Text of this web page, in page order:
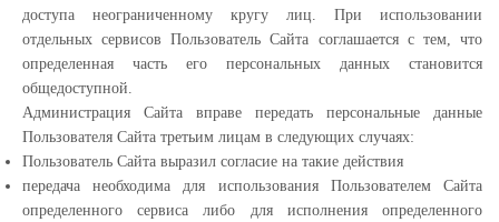
доступа неограниченному кругу лиц. При использовании
отдельных сервисов Пользователь Сайта соглашается с тем, что
определенная часть его персональных данных становится
общедоступной.
Администрация Сайта вправе передать персональные данные
Пользователя Сайта третьим лицам в следующих случаях:
Пользователь Сайта выразил согласие на такие действия
передача необходима для использования Пользователем Сайта
определенного сервиса либо для исполнения определенного